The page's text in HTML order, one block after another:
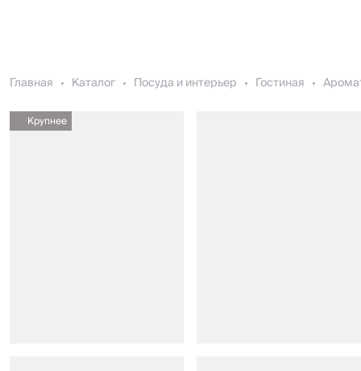
Главная Каталог Посуда и интерьер Гостиная
Крупнее